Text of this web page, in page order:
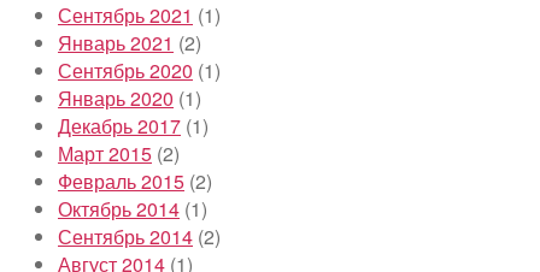
Сентябрь 2021 (1)
Январь 2021 (2)
Сентябрь 2020 (1)
Январь 2020 (1)
Декабрь 2017 (1)
Март 2015 (2)
Февраль 2015 (2)
Октябрь 2014 (1)
Сентябрь 2014 (2)
Август 2014 (1)